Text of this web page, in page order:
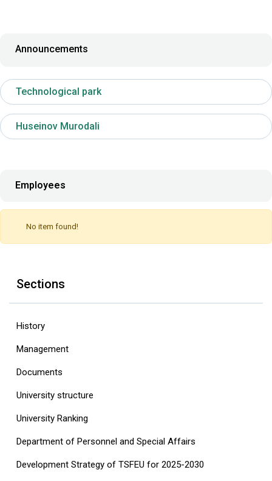
Announcements
Technological park
Huseinov Murodali
Employees
No item found!
Sections
History
Management
Documents
University structure
‎University Ranking‎
Department of Personnel and Special Affairs
Development Strategy of TSFEU for 2025-2030